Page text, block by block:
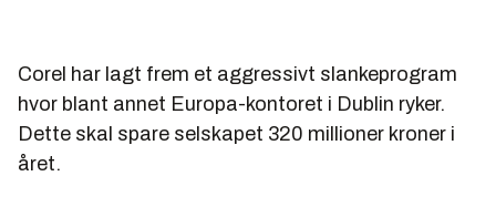
Corel har lagt frem et aggressivt slankeprogram
hvor blant annet Europa-kontoret i Dublin ryker.
Dette skal spare selskapet 320 millioner kroner i
året.